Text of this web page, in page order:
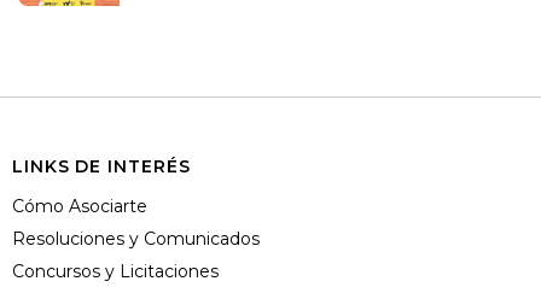
LINKS DE INTERÉS
Cómo Asociarte
Resoluciones y Comunicados
Concursos y Licitaciones